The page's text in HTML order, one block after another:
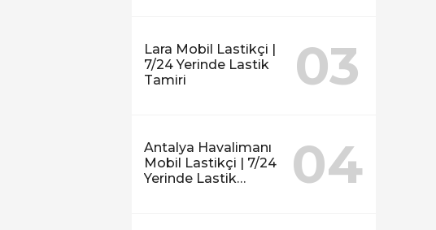
Lara Mobil Lastikçi |
7/24 Yerinde Lastik
Tamiri
03
Antalya Havalimanı
Mobil Lastikçi | 7/24
Yerinde Lastik
04